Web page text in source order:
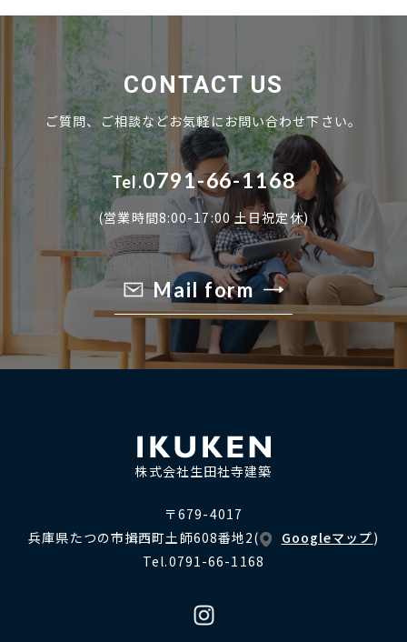
CONTACT US
ご質問、ご相談などお気軽にお問い合わせ下さい。
Tel.0791-66-1168
(営業時間8:00-17:00 土日祝定休)
Mail form
株式会社生田社寺建築
〒679-4017
兵庫県たつの市揖西町土師608番地2( Googleマップ)
Tel.0791-66-1168